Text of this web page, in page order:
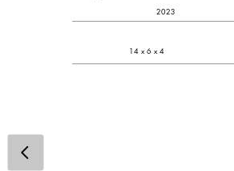
14 x 6 x 4
2023